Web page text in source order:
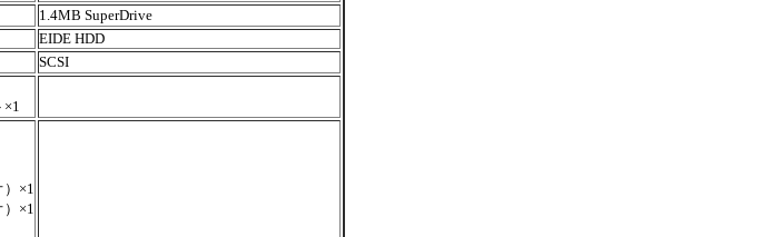
1.4MB SuperDrive
EIDE HDD
SCSI
×1
）×1
）×1